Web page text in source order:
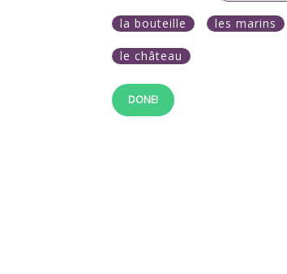
la bouteille les marins
le château
DONE!